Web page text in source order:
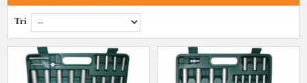
Tri